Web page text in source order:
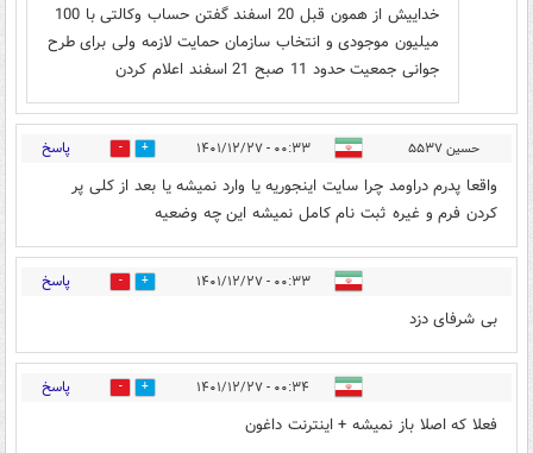
خداییش از همون قبل 20 اسفند گفتن حساب وکالتی با 100
میلیون موجودی و انتخاب سازمان حمایت لازمه ولی برای طرح
جوانی جمعیت حدود 11 صبح 21 اسفند اعلام کردن
حسین ۵۵۳۷ ۰۰:۳۳ - ۱۴۰۱/۱۲/۲۷ 0 پاسخ
واقعا پدرم دراومد چرا سایت اینجوریه یا وارد نمیشه یا بعد از کلی پر
کردن فرم و غیره ثبت نام کامل نمیشه این چه وضعیه
۰۰:۳۳ - ۱۴۰۱/۱۲/۲۷ 0 پاسخ
بی شرفای دزد
۰۰:۳۴ - ۱۴۰۱/۱۲/۲۷ 0 پاسخ
فعلا که اصلا باز نمیشه + اینترنت داغون